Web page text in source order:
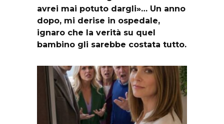
avrei mai potuto dargli»… Un anno
dopo, mi derise in ospedale,
ignaro che la verità su quel
bambino gli sarebbe costata tutto.